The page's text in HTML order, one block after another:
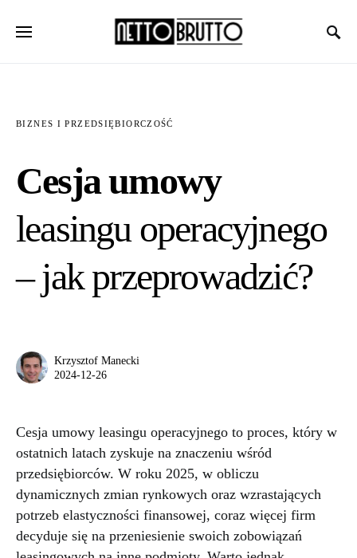
BIZNES I PRZEDSIĘBIORCZOŚĆ
Cesja umowy
leasingu operacyjnego
– jak przeprowadzić?
Krzysztof Manecki
2024-12-26
Cesja umowy leasingu operacyjnego to proces, który w
ostatnich latach zyskuje na znaczeniu wśród
przedsiębiorców. W roku 2025, w obliczu
dynamicznych zmian rynkowych oraz wzrastających
potrzeb elastyczności finansowej, coraz więcej firm
decyduje się na przeniesienie swoich zobowiązań